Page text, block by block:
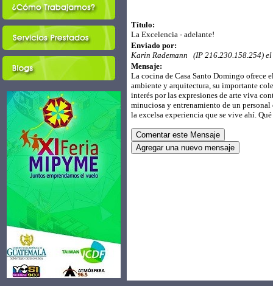
Título:
La Excelencia - adelante!
Enviado por:
Karin Rademann (IP 216.230.158.254)
Mensaje:
La cocina de Casa Santo Domingo ofrece
ambiente y arquitectura, su importante
interés por las expresiones de arte viva
minuciosa y entrenamiento de un
la excelsa experiencia que se vive ahí.